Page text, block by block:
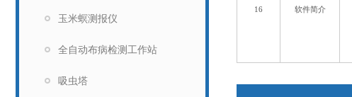
玉米螟测报仪
全自动布病检测工作站
吸虫塔
16 软件简介